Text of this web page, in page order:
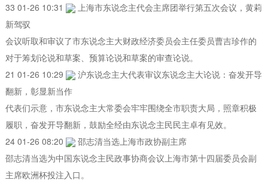
33 01-26 10:31
上海市东说念主代会主席团举行第五次会议，黄莉
新驾驭
会议听取和审议了市东说念主大财政经济委员会主任委员曹吉珍作的
对于筹划论说和草案、预算论说和草案的审查论说。
21 01-26 10:29
沪东说念主大代表审议东说念主大论说：奋发开导
翻新，彰显新当作
代表们示意，市东说念主大常委会牢牢围绕全市职责大局，照章积极
履职，奋发开导翻新，鼓励全经由东说念主民民主卓有见效。
24 01-26 08:20
邵志清当选上海市政协副主席
邵志清当选为中国东说念主民政事协商会议上海市第十四届委员会副
主席欧洲杯投注入口。